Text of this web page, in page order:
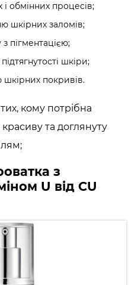
і обмінних процесів;
шкірних заломів;
пігментацією;
шкіри;
шкірних покривів.
кому потрібна
та доглянуту
з
U від CU